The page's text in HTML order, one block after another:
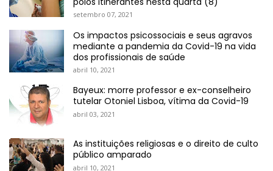
setembro 07, 2021
Os impactos psicossociais e seus agravos
mediante a pandemia da Covid-19 na vida
dos profissionais de saúde
abril 10, 2021
Bayeux: morre professor e ex-conselheiro
tutelar Otoniel Lisboa, vítima da Covid-19
abril 03, 2021
As instituições religiosas e o direito de culto
público amparado
abril 10, 2021